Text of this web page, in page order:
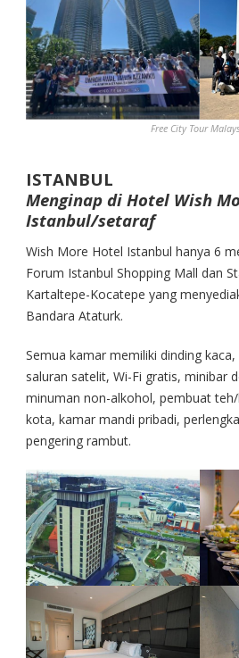
Free City Tour
ISTANBUL
Menginap di Hotel Wish
Istanbul/setaraf
Wish More Hotel Istanbul hanya 6
Forum Istanbul Shopping Mall dan
Kartaltepe-Kocatepe yang
Bandara Ataturk.
Semua kamar memiliki dinding
saluran satelit, Wi-Fi gratis, minibar
minuman non-alkohol, pembuat
kota, kamar mandi pribadi,
pengering rambut.